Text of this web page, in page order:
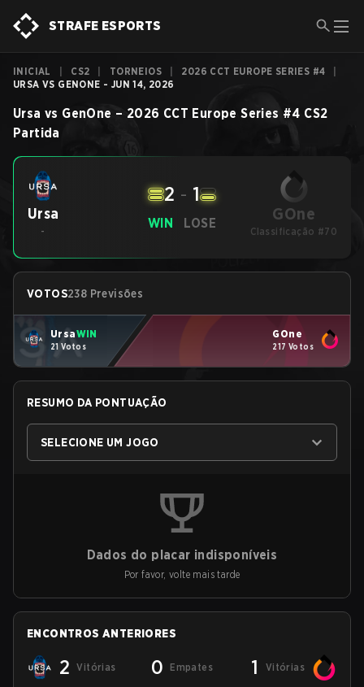
STRAFE ESPORTS
INICIAL CS2 TORNEIOS 2026 CCT EUROPE SERIES #4
URSA VS GENONE - JUN 14, 2026
Ursa vs GenOne – 2026 CCT Europe Series #4 CS2
Partida
Ursa
-
WIN
2 - 1
LOSE GOne
Classificação #70
VOTOS238 Previsões
UrsaWIN
21 Votos
GOne
217 Votos
RESUMO DA PONTUAÇÃO
SELECIONE UM JOGO
Dados do placar indisponíveis
Por favor, volte mais tarde
ENCONTROS ANTERIORES
2 Vitórias 0 Empates 1 Vitórias